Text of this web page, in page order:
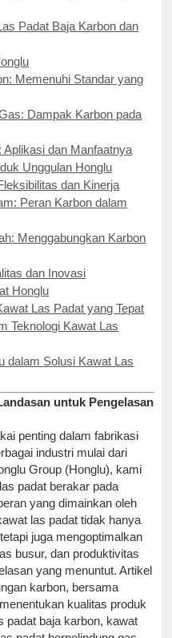
Padat Baja Karbon dan
Memenuhi Standar yang
Dampak Karbon pada
Aplikasi dan Manfaatnya
Unggulan Honglu
dan Kinerja
Peran Karbon dalam
Menggabungkan Karbon
dan Inovasi
Honglu
Las Padat yang Tepat
Teknologi Kawat Las
dalam Solusi Kawat Las
untuk Pengelasan
penting dalam fabrikasi
industri mulai dari
Group (Honglu), kami
padat berakar pada
yang dimainkan oleh
las padat tidak hanya
juga mengoptimalkan
busur, dan produktivitas
yang menuntut. Artikel
karbon, bersama
kualitas produk
padat baja karbon, kawat